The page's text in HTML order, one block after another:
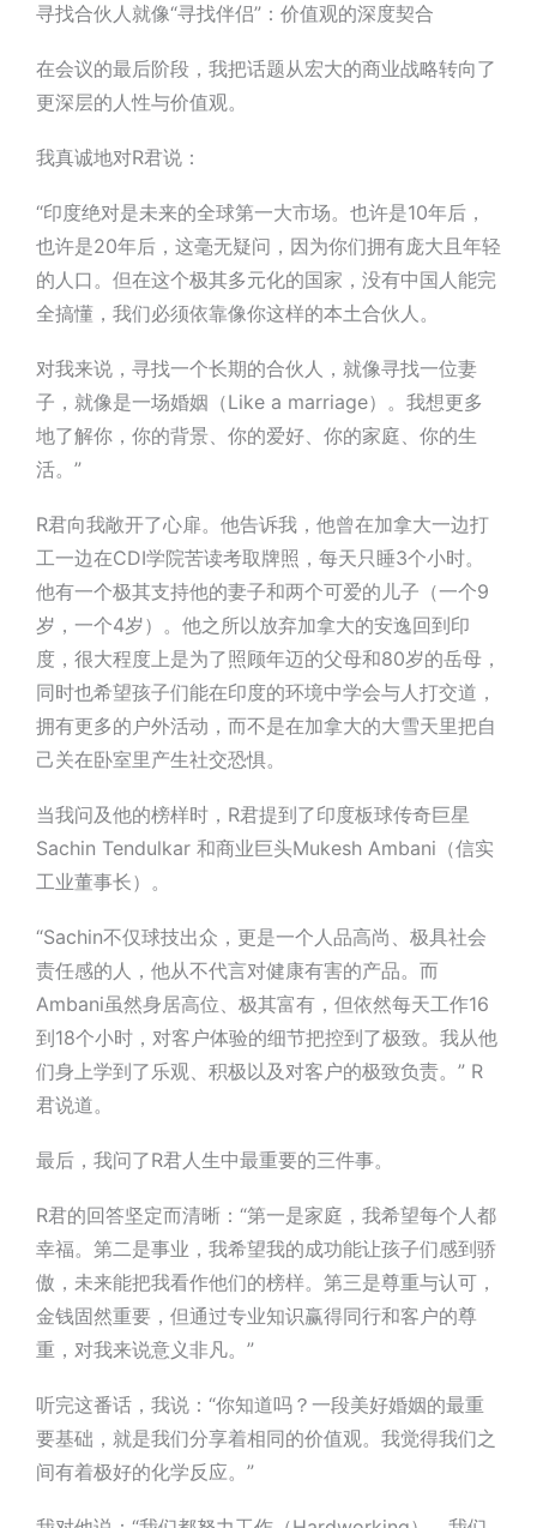
寻找合伙人就像“寻找伴侣”：价值观的深度契合
在会议的最后阶段，我把话题从宏大的商业战略转向了
更深层的人性与价值观。
我真诚地对R君说：
“印度绝对是未来的全球第一大市场。也许是10年后，
也许是20年后，这毫无疑问，因为你们拥有庞大且年轻
的人口。但在这个极其多元化的国家，没有中国人能完
全搞懂，我们必须依靠像你这样的本土合伙人。
对我来说，寻找一个长期的合伙人，就像寻找一位妻
子，就像是一场婚姻（Like a marriage）。我想更多
地了解你，你的背景、你的爱好、你的家庭、你的生
活。”
R君向我敞开了心扉。他告诉我，他曾在加拿大一边打
工一边在CDI学院苦读考取牌照，每天只睡3个小时。
他有一个极其支持他的妻子和两个可爱的儿子（一个9
岁，一个4岁）。他之所以放弃加拿大的安逸回到印
度，很大程度上是为了照顾年迈的父母和80岁的岳母，
同时也希望孩子们能在印度的环境中学会与人打交道，
拥有更多的户外活动，而不是在加拿大的大雪天里把自
己关在卧室里产生社交恐惧。
当我问及他的榜样时，R君提到了印度板球传奇巨星
Sachin Tendulkar 和商业巨头Mukesh Ambani（信实
工业董事长）。
“Sachin不仅球技出众，更是一个人品高尚、极具社会
责任感的人，他从不代言对健康有害的产品。而
Ambani虽然身居高位、极其富有，但依然每天工作16
到18个小时，对客户体验的细节把控到了极致。我从他
们身上学到了乐观、积极以及对客户的极致负责。” R
君说道。
最后，我问了R君人生中最重要的三件事。
R君的回答坚定而清晰：“第一是家庭 ，我希望每个人都
幸福。第二是事业 ，我希望我的成功能让孩子们感到骄
傲，未来能把我看作他们的榜样。第三是尊重与认可 ，
金钱固然重要，但通过专业知识赢得同行和客户的尊
重，对我来说意义非凡。”
听完这番话，我说 ： “你知道吗？一段美好婚姻的最重
要基础，就是我们分享着相同的价值观。我觉得我们之
间有着极好的化学反应。”